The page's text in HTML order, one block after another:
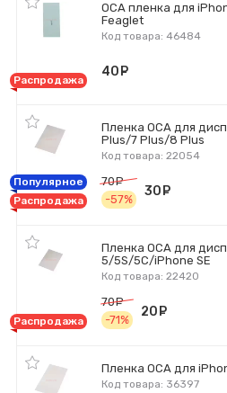
OCA пленка для
Feaglet
Код товара: 46484
Распродажа
40
Пленка OCA для
Plus/7 Plus/8 Plus
Код товара: 22054
Популярное
Распродажа
70
руб.
-57%
30
Пленка OCA для
5/5S/5C/iPhone SE
Код товара: 22420
Распродажа
70
руб.
-71%
20
Пленка OCA для
Код товара: 36397